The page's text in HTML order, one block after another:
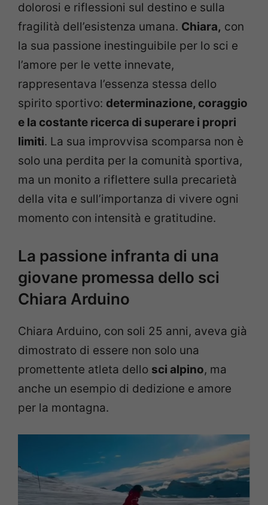
dolorosi e riflessioni sul destino e sulla
fragilità dell’esistenza umana. Chiara, con
la sua passione inestinguibile per lo sci e
l’amore per le vette innevate,
rappresentava l’essenza stessa dello
spirito sportivo: determinazione, coraggio
e la costante ricerca di superare i propri
limiti. La sua improvvisa scomparsa non è
solo una perdita per la comunità sportiva,
ma un monito a riflettere sulla precarietà
della vita e sull’importanza di vivere ogni
momento con intensità e gratitudine.
La passione infranta di una
giovane promessa dello sci
Chiara Arduino
Chiara Arduino, con soli 25 anni, aveva già
dimostrato di essere non solo una
promettente atleta dello sci alpino, ma
anche un esempio di dedizione e amore
per la montagna.